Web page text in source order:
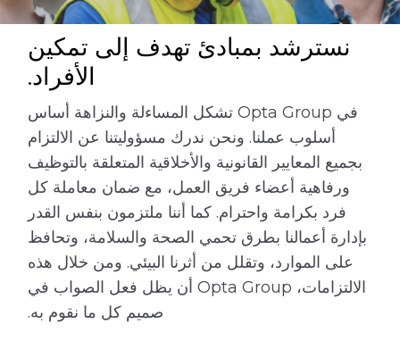
نسترشد بمبادئ تهدف إلى تمكين
الأفراد.
في Opta Group تشكل المساءلة والنزاهة أساس
أسلوب عملنا. ونحن ندرك مسؤوليتنا عن الالتزام
بجميع المعايير القانونية والأخلاقية المتعلقة بالتوظيف
ورفاهية أعضاء فريق العمل، مع ضمان معاملة كل
فرد بكرامة واحترام. كما أننا ملتزمون بنفس القدر
بإدارة أعمالنا بطرق تحمي الصحة والسلامة، وتحافظ
على الموارد، وتقلل من أثرنا البيئي. ومن خلال هذه
الالتزامات، Opta Group أن يظل فعل الصواب في
صميم كل ما نقوم به.